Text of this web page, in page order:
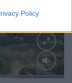
Policy